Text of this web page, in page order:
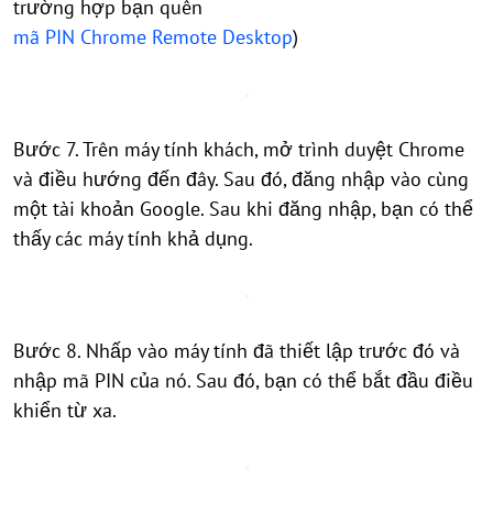
trường hợp bạn quên
mã PIN Chrome Remote Desktop)
Bước 7. Trên máy tính khách, mở trình duyệt Chrome
và điều hướng đến đây. Sau đó, đăng nhập vào cùng
một tài khoản Google. Sau khi đăng nhập, bạn có thể
thấy các máy tính khả dụng.
Bước 8. Nhấp vào máy tính đã thiết lập trước đó và
nhập mã PIN của nó. Sau đó, bạn có thể bắt đầu điều
khiển từ xa.